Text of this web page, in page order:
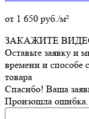
от 1 650 руб./м²
ЗАКАЖИТЕ
Оставьте заявку и
времени и способе
товара
Спасибо! Ваша
Произошла